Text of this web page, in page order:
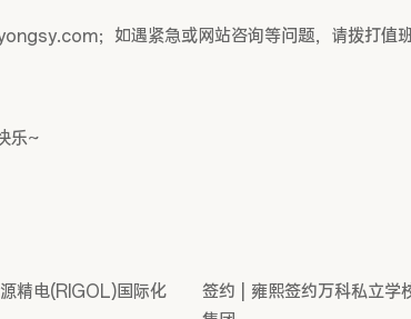
；如遇紧急或网站咨询等问题，请拨打
乐~
精电(RIGOL)国际化
签约 | 雍熙签约万科私立学